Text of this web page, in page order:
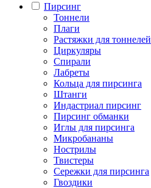
Пирсинг
Тоннели
Плаги
Растяжки для тоннелей
Циркуляры
Спирали
Лабреты
Кольца для пирсинга
Штанги
Индастриал пирсинг
Пирсинг обманки
Иглы для пирсинга
Микробананы
Нострилы
Твистеры
Сережки для пирсинга
Гвоздики